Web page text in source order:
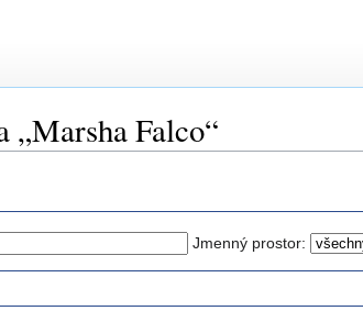
„Marsha Falco“
Jmenný prostor: